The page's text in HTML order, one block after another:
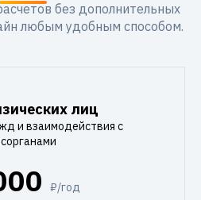
без дополнительных
любым удобным способом.
лиц
и взаимодействия с
₽/год